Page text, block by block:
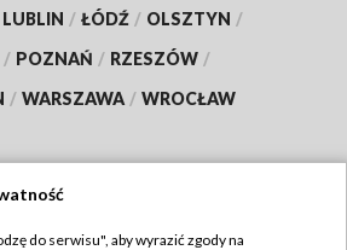
LUBLIN / ŁÓDŹ / OLSZTYN /
/ POZNAŃ / RZESZÓW /
/ WARSZAWA / WROCŁAW
do serwisu", aby wyrazić zgody na